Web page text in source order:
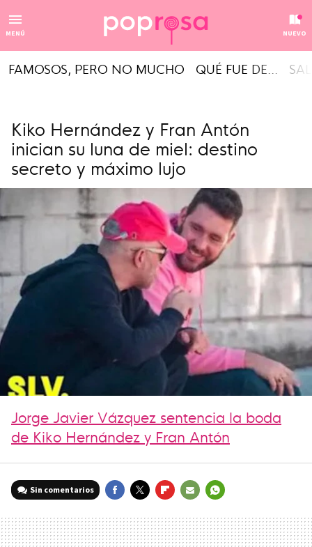
MENÚ NUEVO
FAMOSOS, PERO NO MUCHO QUÉ FUE DE...
Kiko Hernández y Fran Antón
inician su luna de miel: destino
secreto y máximo lujo
Jorge Javier Vázquez sentencia la boda
de Kiko Hernández y Fran Antón
Sin comentarios
MAIL